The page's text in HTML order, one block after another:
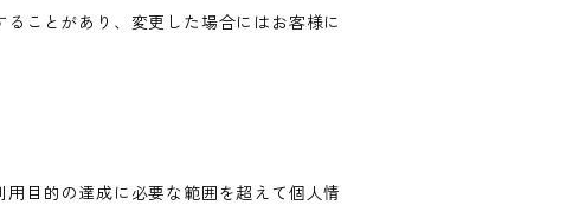
ことがあり、変更した場合にはお客様に
目的の達成に必要な範囲を超えて個人情